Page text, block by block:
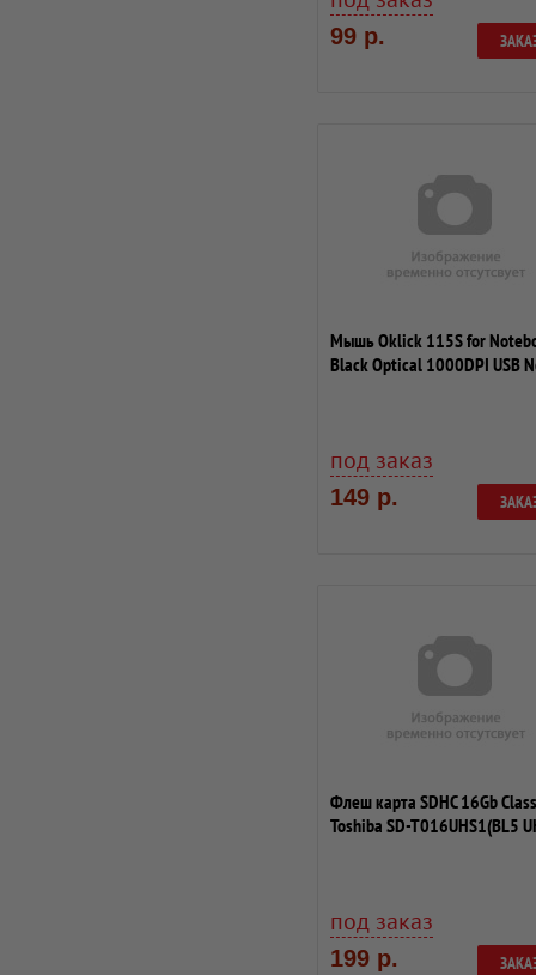
99 р.
Мышь Oklick 115S for
Black Optical 1000DPI USB
под заказ
149 р.
Флеш карта SDHC 16Gb
Toshiba SD-T016UHS1(BL5
под заказ
199 р.